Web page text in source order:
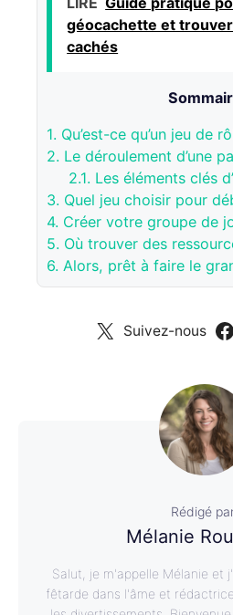
géocachette et
cachés
1. Qu’est-ce qu’un jeu de
2. Le déroulement d’une
2.1. Les éléments clés
3. Quel jeu choisir pour
4. Créer votre groupe de
5. Où trouver des
6. Alors, prêt à faire le
Suivez-nous
Rédigé
Mélanie
Salut, je m'appelle Mélanie et
fêtarde dans l'âme et